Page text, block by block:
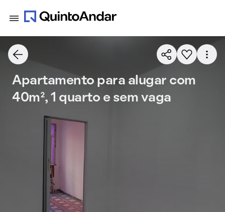
Apartamento para alugar com
40m², 1 quarto e sem vaga